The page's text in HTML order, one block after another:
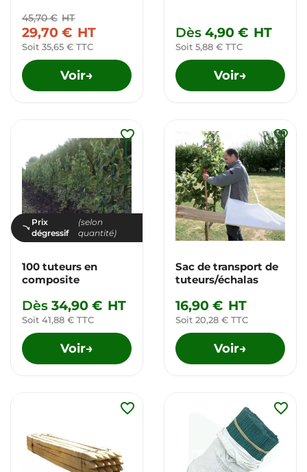
45,70 € HT
29,70 € HT
Soit 35,65 € TTC
Voir→
Dès 4,90 € HT
Soit 5,88 € TTC
Voir→
Prix
dégressif
(selon
quantité)
100 tuteurs en
composite
Dès 34,90 € HT
Soit 41,88 € TTC
Voir→
favorite_border
Sac de transport de
tuteurs/échalas
16,90 € HT
Soit 20,28 € TTC
Voir→
favorite_border
favorite_border favorite_border